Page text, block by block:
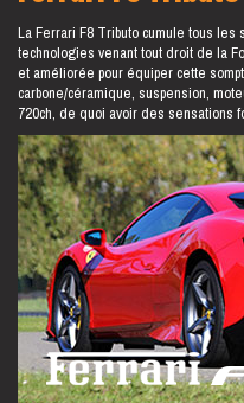
La Ferrari F8 Tributo cumule tous
technologies venant tout droit de la
et améliorée pour équiper cette
carbone/céramique, suspension,
720ch, de quoi avoir des sensations